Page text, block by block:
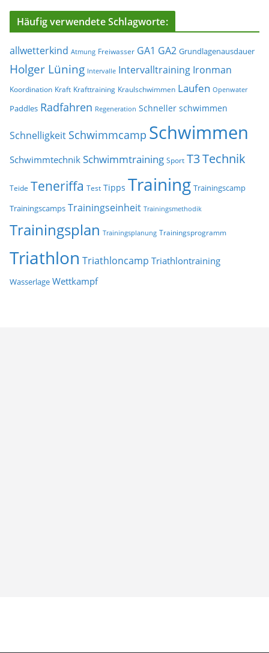
Häufig verwendete Schlagworte:
allwetterkind Atmung Freiwasser GA1 GA2 Grundlagenausdauer
Holger Lüning Intervalle Intervalltraining Ironman
Koordination Kraft Krafttraining Kraulschwimmen Laufen Openwater
Paddles Radfahren Regeneration Schneller schwimmen
Schnelligkeit Schwimmcamp Schwimmen
Schwimmtechnik Schwimmtraining Sport T3Technik
Teide Teneriffa Test Tipps Training Trainingscamp
Trainingscamps Trainingseinheit Trainingsmethodik
Trainingsplan Trainingsplanung Trainingsprogramm
Triathlon Triathloncamp Triathlontraining
Wasserlage Wettkampf